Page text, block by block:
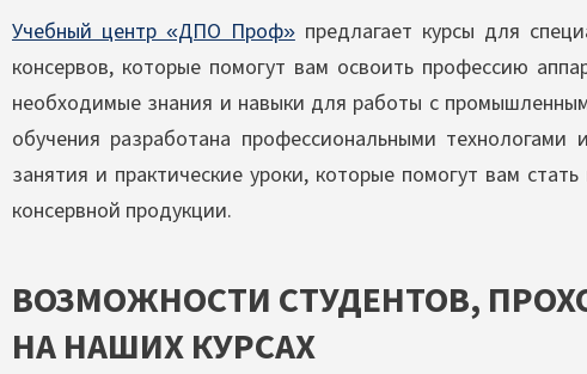
Учебный центр «ДПО Проф»предлагает курсы для
консервов, которые помогут вам освоить профессию
необходимые знания и навыки для работы с
обучения разработана профессиональными
занятия и практические уроки, которые помогут вам
консервной продукции.
ВОЗМОЖНОСТИ СТУДЕНТОВ,
НА НАШИХ КУРСАХ